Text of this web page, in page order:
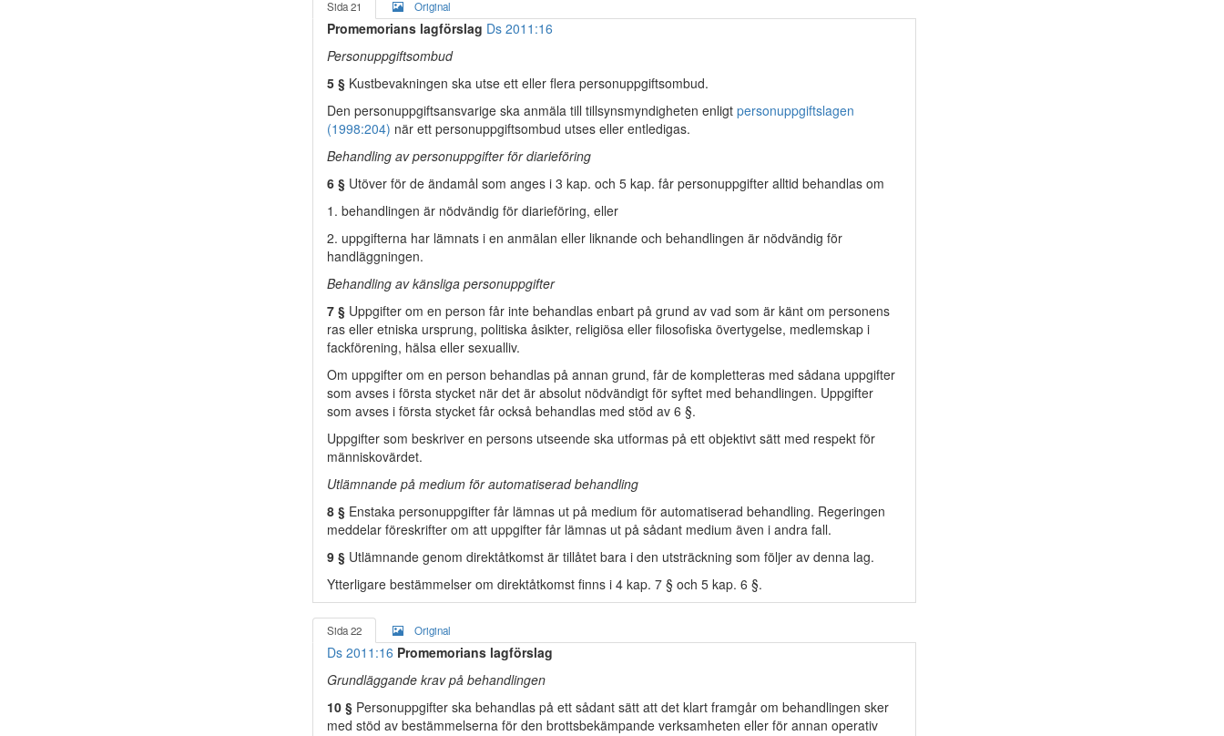
Sida 21 Original
Promemorians lagförslag Ds 2011:16
Personuppgiftsombud
5 § Kustbevakningen ska utse ett eller flera personuppgiftsombud.
Den personuppgiftsansvarige ska anmäla till tillsynsmyndigheten enligt personuppgiftslagen
(1998:204) när ett personuppgiftsombud utses eller entledigas.
Behandling av personuppgifter för diarieföring
6 § Utöver för de ändamål som anges i 3 kap. och 5 kap. får personuppgifter alltid behandlas om
1. behandlingen är nödvändig för diarieföring, eller
2. uppgifterna har lämnats i en anmälan eller liknande och behandlingen är nödvändig för
handläggningen.
Behandling av känsliga personuppgifter
7 § Uppgifter om en person får inte behandlas enbart på grund av vad som är känt om personens
ras eller etniska ursprung, politiska åsikter, religiösa eller filosofiska övertygelse, medlemskap i
fackförening, hälsa eller sexualliv.
Om uppgifter om en person behandlas på annan grund, får de kompletteras med sådana uppgifter
som avses i första stycket när det är absolut nödvändigt för syftet med behandlingen. Uppgifter
som avses i första stycket får också behandlas med stöd av 6 §.
Uppgifter som beskriver en persons utseende ska utformas på ett objektivt sätt med respekt för
människovärdet.
Utlämnande på medium för automatiserad behandling
8 § Enstaka personuppgifter får lämnas ut på medium för automatiserad behandling. Regeringen
meddelar föreskrifter om att uppgifter får lämnas ut på sådant medium även i andra fall.
9 § Utlämnande genom direktåtkomst är tillåtet bara i den utsträckning som följer av denna lag.
Ytterligare bestämmelser om direktåtkomst finns i 4 kap. 7 § och 5 kap. 6 §.
Sida 22 Original
Ds 2011:16 Promemorians lagförslag
Grundläggande krav på behandlingen
10 § Personuppgifter ska behandlas på ett sådant sätt att det klart framgår om behandlingen sker
med stöd av bestämmelserna för den brottsbekämpande verksamheten eller för annan operativ